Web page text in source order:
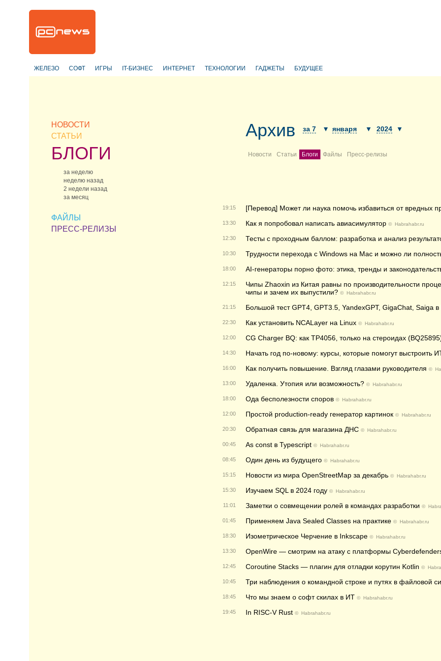
ЖЕЛЕЗО СОФТ ИГРЫ IT-БИЗНЕС ИНТЕРНЕТ ТЕХНОЛОГИИ ГАДЖЕТЫ БУДУЩЕЕ
НОВОСТИ
СТАТЬИ
БЛОГИ
за неделю
неделю назад
2 недели назад
за месяц
ФАЙЛЫ
ПРЕСС-РЕЛИЗЫ
Архив за 7 ▼ января ▼ 2024 ▼
Новости Статьи Блоги Файлы Пресс-релизы
19:15 [Перевод] Может ли наука помочь избавиться от вредных
13:30 Как я попробовал написать авиасимулятор © Habrahabr.ru
12:30 Тесты с проходным баллом: разработка и анализ
10:30 Трудности перехода с Windows на Mac и можно ли
18:00 AI-генераторы порно фото: этика, тренды и
12:15
Чипы Zhaoxin из Китая равны по производительности
чипы и зачем их выпустили? © Habrahabr.ru
21:15 Большой тест GPT4, GPT3.5, YandexGPT, GigaChat, Saiga в
22:30 Как установить NCALayer на Linux © Habrahabr.ru
12:00 CG Charger BQ: как TP4056, только на стероидах
14:30 Начать год по-новому: курсы, которые помогут выстроить
16:00 Как получить повышение. Взгляд глазами руководителя ©
13:00 Удаленка. Утопия или возможность? © Habrahabr.ru
18:00 Ода бесполезности споров © Habrahabr.ru
12:00 Простой production-ready генератор картинок © Habrahabr.ru
20:30 Обратная связь для магазина ДНС © Habrahabr.ru
00:45 As const в Typescript © Habrahabr.ru
08:45 Один день из будущего © Habrahabr.ru
15:15 Новости из мира OpenStreetMap за декабрь © Habrahabr.ru
15:30 Изучаем SQL в 2024 году © Habrahabr.ru
11:01 Заметки о совмещении ролей в командах разработки ©
01:45 Применяем Java Sealed Classes на практике © Habrahabr.ru
18:30 Изометрическое Черчение в Inkscape © Habrahabr.ru
13:30 OpenWire — смотрим на атаку с платформы
12:45 Coroutine Stacks — плагин для отладки корутин Kotlin ©
10:45 Три наблюдения о командной строке и путях в файловой
18:45 Что мы знаем о софт скилах в ИТ © Habrahabr.ru
19:45 In RISC-V Rust © Habrahabr.ru